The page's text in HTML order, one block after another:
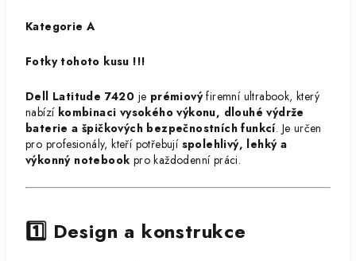
Kategorie A
Fotky tohoto kusu !!!
Dell Latitude 7420 je prémiovýfiremní ultrabook, který
nabízí kombinaci vysokého výkonu, dlouhé výdrže
baterie a špičkových bezpečnostních funkcí. Je určen
pro profesionály, kteří potřebují spolehlivý, lehký a
výkonný notebook pro každodenní práci.
1️⃣ Design a konstrukce